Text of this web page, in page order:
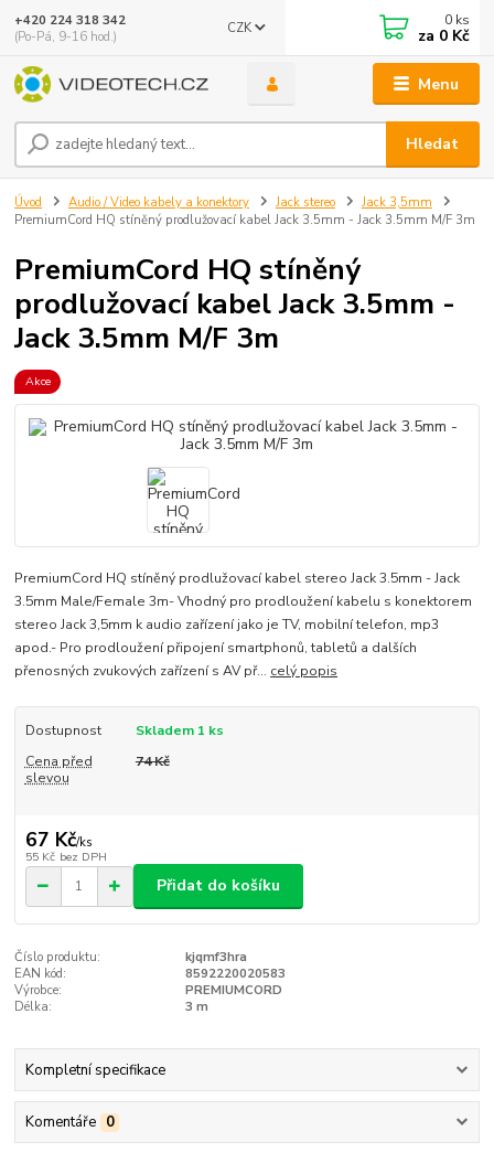
Menu
CZK
Hledat
+420 224 318 342
(Po-Pá, 9-16 hod.)
0 ks
za 0 Kč
Úvod Audio / Video kabely a konektory Jack stereo
Jack 3,5mm
PremiumCord HQ stíněný prodlužovací kabel Jack 3.5mm - Jack 3.5mm M/F 3m
PremiumCord HQ stíněný
prodlužovací kabel Jack 3.5mm -
Jack 3.5mm M/F 3m
Akce
PremiumCord HQ stíněný prodlužovací kabel stereo Jack 3.5mm - Jack
3.5mm Male/Female 3m- Vhodný pro prodloužení kabelu s konektorem
stereo Jack 3,5mm k audio zařízení jako je TV, mobilní telefon, mp3
apod.- Pro prodloužení připojení smartphonů, tabletů a dalších
přenosných zvukových zařízení s AV př... celý popis
Dostupnost
Skladem 1 ks
Cena před
slevou
74 Kč
67 Kč/ks
55 Kč bez DPH
Přidat do košíku
Číslo produktu:
kjqmf3hra
EAN kód:
8592220020583
Výrobce:
PREMIUMCORD
Délka:
3 m
Kompletní specifikace
Komentáře 0